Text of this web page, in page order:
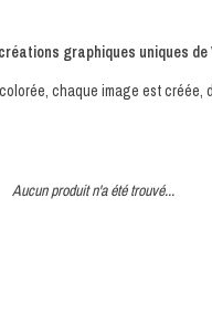
graphiques uniques de
chaque image est
Aucun produit n'a été trouvé...